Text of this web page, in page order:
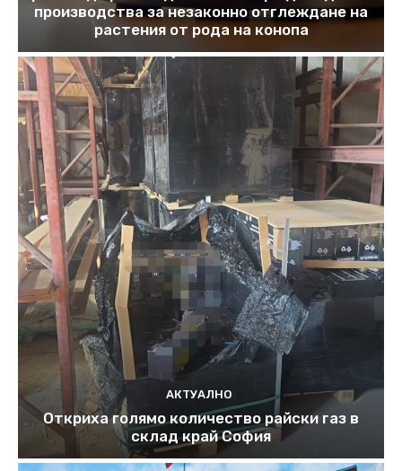
производства за незаконно отглеждане на
растения от рода на конопа
АКТУАЛНО
Откриха голямо количество райски газ в
склад край София